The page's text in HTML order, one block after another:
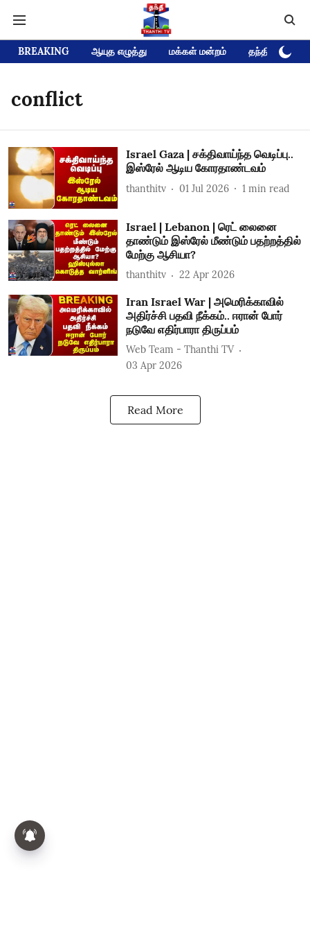
BREAKING ஆயுத எழுத்து மக்கள் மன்றம் தந்தி டிவி
conflict
Israel Gaza | சக்திவாய்ந்த வெடிப்பு..
இஸ்ரேல் ஆடிய கோரதாண்டவம்
thanthitv 01 Jul 2026 1 min read
Israel | Lebanon | ரெட் லைனை
தாண்டும் இஸ்ரேல் மீண்டும் பதற்றத்தில்
மேற்கு ஆசியா?
thanthitv 22 Apr 2026
Iran Israel War | அமெரிக்காவில்
அதிர்ச்சி பதவி நீக்கம்.. ஈரான் போர்
நடுவே எதிர்பாரா திருப்பம்
Web Team - Thanthi TV
03 Apr 2026
Read More